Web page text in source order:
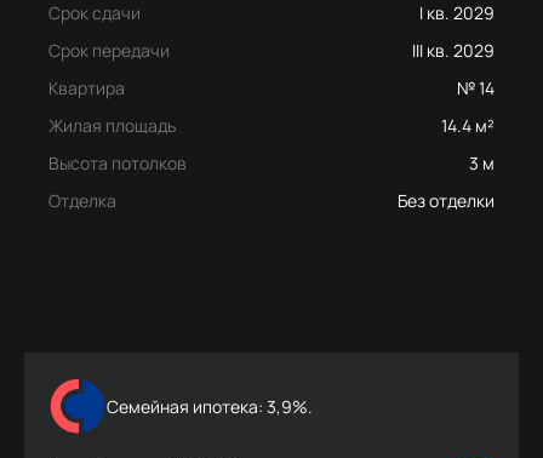
Срок сдачи
I кв. 2029
Срок передачи
III кв. 2029
Квартира
№ 14
Жилая площадь
14.4 м²
Высота потолков
3 м
Отделка
Без отделки
Семейная ипотека: 3,9%.